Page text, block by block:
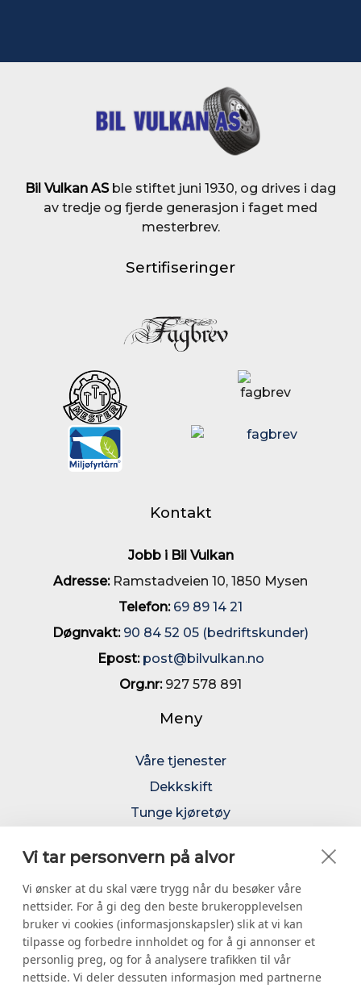
Vi tar personvern på alvor
Vi ønsker at du skal være trygg når du besøker våre
nettsider. For å gi deg den beste brukeropplevelsen
bruker vi cookies (informasjonskapsler) slik at vi kan
tilpasse og forbedre innholdet og for å gi annonser et
personlig preg, og for å analysere trafikken til vår
nettside. Vi deler dessuten informasjon med partnerne
Bil Vulkan ASble stiftet juni 1930, og drives i dag
av tredje og fjerde generasjon i faget med
mesterbrev.
Sertifiseringer
Kontakt
Jobb i Bil Vulkan
Adresse:Ramstadveien 10, 1850 Mysen
Telefon:69 89 14 21
Døgnvakt: 90 84 52 05 (bedriftskunder)
Epost: post@bilvulkan.no
Org.nr:927 578 891
Meny
Våre tjenester
Dekkskift
Tunge kjøretøy
Felger
Kjetting
24 timer service
Om oss
Kontakt